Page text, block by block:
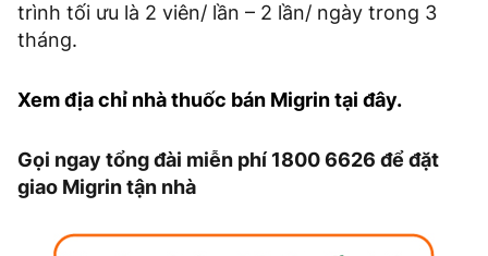
trình tối ưu là 2 viên/ lần – 2 lần/ ngày trong 3
tháng.
Xem địa chỉ nhà thuốc bán Migrin tại đây.
Gọi ngay tổng đài miễn phí 1800 6626 để đặt
giao Migrin tận nhà